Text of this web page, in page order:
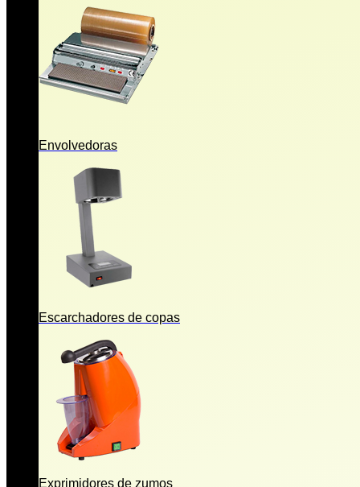
Envolvedoras
Escarchadores de copas
Exprimidores de zumos